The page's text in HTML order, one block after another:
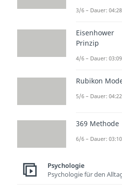
Den
Fenster kennen
dein
3/6 – Dauer: 04:28
Eisenhower
Prinzip
4/6 – Dauer: 03:09
Rubikon
5/6 – Dauer: 04:22
369 Methode
6/6 – Dauer: 03:10
Psychologie
Psychologie für den